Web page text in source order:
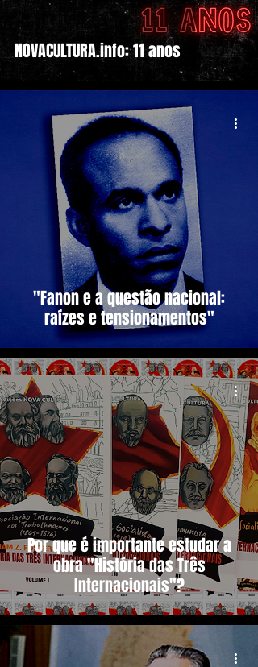
NOVACULTURA.info: 11 anos
"Fanon e a questão nacional:
raízes e tensionamentos"
Por que é importante estudar a
obra "História das Três
Internacionais"?